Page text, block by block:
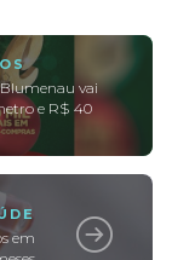
vai
e R$ 40
em